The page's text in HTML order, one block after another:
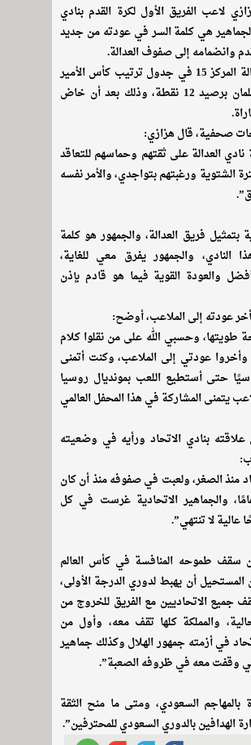
لاعب الفريق الأول لكرة القدم بنادي
هي كلمة السر في عودته من جديد
وانضمامه إلى صفوف العدالة.
ويحتل العدالة المركز 15 في جدول ترتيب كأس الأمير
محمد بن سلمان برصيد 12 نقطة، وذلك بعد أن خاض
صحفية، قال هزازي:
نادي العدالة على ثقتهم وحماسهم للتعاقد
الشتوية ورغبتهم بتواجدي، والأمر نفسه
بتمثيل فريق العدالة، والجمهور هو كلمة
النادي، والجمهور يفرق معي للغاية،
والعودة القوية فيما هو قادم بإذن
عودته إلى الملاعب، أوضح:
طويتها، وحسبي الله على من نقلوا كلام
وأخروا عودتي إلى الملاعب، وكنت أتمنى
حتى أستطيع اللعب بمونديال روسيا
لاعب يتمنى المشاركة في هذا المحفل العالمي
بنادي الاتحاد ورأيه في وضعيته
منذ الصغر، ولعبت في صفوفه منذ أن كان
11 عامًا، والجماهير الاتحادية غرست في كل
عالية لا تنتهي”.
سقف طموحه المنافسة في كأس العالم
المستحيل أن يهبط لدوري الدرجة الأولى،
جميع الاتحاديين مع الفريق للخروج من
والمملكة كلها تقف معه، وأول من
في أزمته جمهور الهلال وكذلك جماهير
وقفت معه في ظروفه الصعبة”.
بالمهاجم السعودي، ومتى ما منح الثقة
الهدافين بالدوري السعودي للمحترفين”.